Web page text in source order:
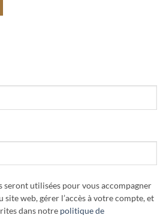
seront utilisées pour vous accompagner
web, gérer l’accès à votre compte, et
dans notre politique de